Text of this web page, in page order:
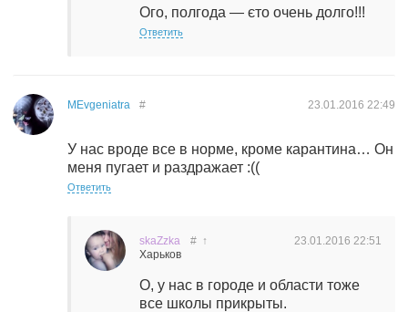
Ого, полгода — єто очень долго!!!
Ответить
MEvgeniatra 23.01.2016 22:49
#
У нас вроде все в норме, кроме карантина… Он
меня пугает и раздражает :((
Ответить
skaZzka
Харьков
23.01.2016 22:51
# ↑
О, у нас в городе и области тоже
все школы прикрыты.